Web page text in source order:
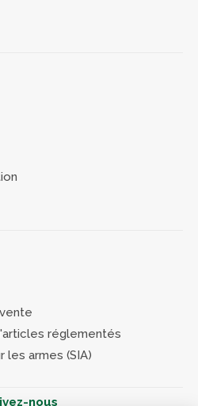
réglementés
les armes (SIA)
nous